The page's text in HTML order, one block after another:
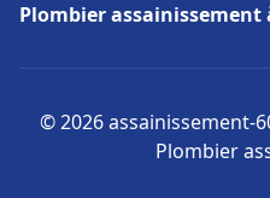
Plombier assainissement
© 2026 assainissement-
Plombier